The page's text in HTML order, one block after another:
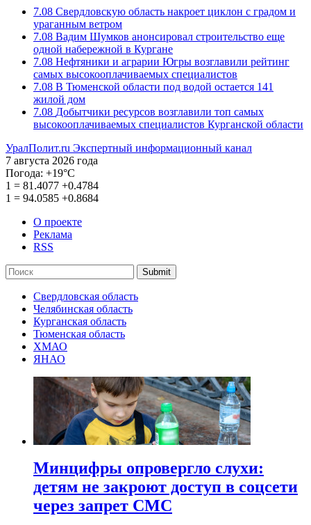
7.08 Свердловскую область накроет циклон с градом и
ураганным ветром
7.08 Вадим Шумков анонсировал строительство еще
одной набережной в Кургане
7.08 Нефтяники и аграрии Югры возглавили рейтинг
самых высокооплачиваемых специалистов
7.08 В Тюменской области под водой остается 141
жилой дом
7.08 Добытчики ресурсов возглавили топ самых
высокооплачиваемых специалистов Курганской области
УралПолит.ru Экспертный информационный канал
7 августа 2026 года
Погода: +19°С
1 = 81.4077 +0.4784
1 = 94.0585 +0.8684
О проекте
Реклама
RSS
Submit
Свердловская область
Челябинская область
Курганская область
Тюменская область
ХМАО
ЯНАО
Минцифры опровергло слухи:
детям не закроют доступ в соцсети
через запрет СМС